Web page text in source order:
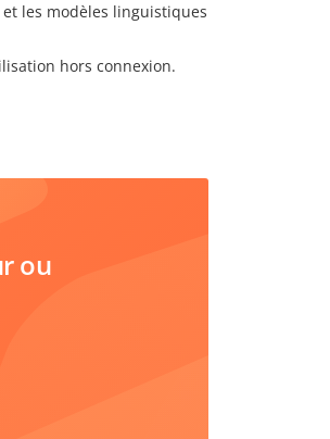
les modèles linguistiques
hors connexion.
ou